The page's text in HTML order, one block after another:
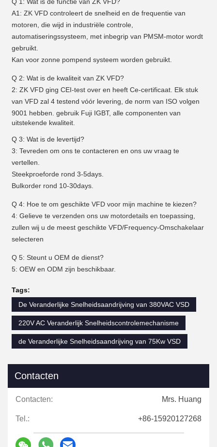
A1: ZK VFD controleert de snelheid en de frequentie van
motoren, die wijd in industriële controle,
automatiseringssysteem, met inbegrip van PMSM-motor wordt
gebruikt.
Kan voor zonne pompend systeem worden gebruikt.
Q 2: Wat is de kwaliteit van ZK VFD?
2: ZK VFD ging CEI-test over en heeft Ce-certificaat. Elk stuk
van VFD zal 4 testend vóór levering, de norm van ISO volgen
9001 hebben. gebruik Fuji IGBT, alle componenten van
uitstekende kwaliteit.
Q 3: Wat is de levertijd?
3: Tevreden om ons te contacteren en ons uw vraag te
vertellen.
Steekproeforde rond 3-5days.
Bulkorder rond 10-30days.
Q 4: Hoe te om geschikte VFD voor mijn machine te kiezen?
4: Gelieve te verzenden ons uw motordetails en toepassing,
zullen wij u de meest geschikte VFD/Frequency-Omschakelaar
selecteren
Q 5: Steunt u OEM de dienst?
5: OEW en ODM zijn beschikbaar.
Tags:
De Veranderlijke Snelheidsaandrijving van 380VAC VSD
220V AC Veranderlijk Snelheidscontrolemechanisme
de Veranderlijke Snelheidsaandrijving van 75Kw VSD
Contacten
Contacten: Mrs. Huang
Tel.: +86-15920127268